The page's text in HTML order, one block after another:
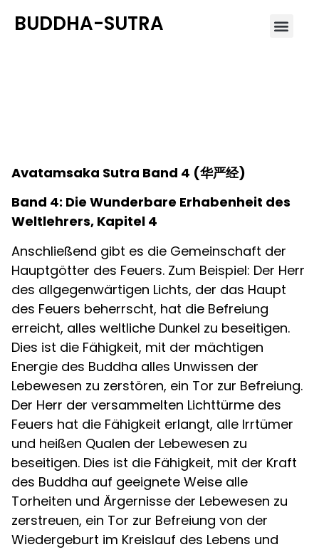
BUDDHA-SUTRA
Avatamsaka Sutra Band 4 (华严经)
Band 4: Die Wunderbare Erhabenheit des
Weltlehrers, Kapitel 4
Anschließend gibt es die Gemeinschaft der
Hauptgötter des Feuers. Zum Beispiel: Der Herr
des allgegenwärtigen Lichts, der das Haupt
des Feuers beherrscht, hat die Befreiung
erreicht, alles weltliche Dunkel zu beseitigen.
Dies ist die Fähigkeit, mit der mächtigen
Energie des Buddha alles Unwissen der
Lebewesen zu zerstören, ein Tor zur Befreiung.
Der Herr der versammelten Lichttürme des
Feuers hat die Fähigkeit erlangt, alle Irrtümer
und heißen Qualen der Lebewesen zu
beseitigen. Dies ist die Fähigkeit, mit der Kraft
des Buddha auf geeignete Weise alle
Torheiten und Ärgernisse der Lebewesen zu
zerstreuen, ein Tor zur Befreiung von der
Wiedergeburt im Kreislauf des Lebens und